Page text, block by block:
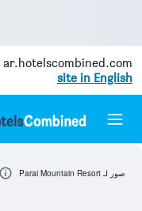
ar.hotelscombined.com
site in English
صور لـ Parai Mountain Resort